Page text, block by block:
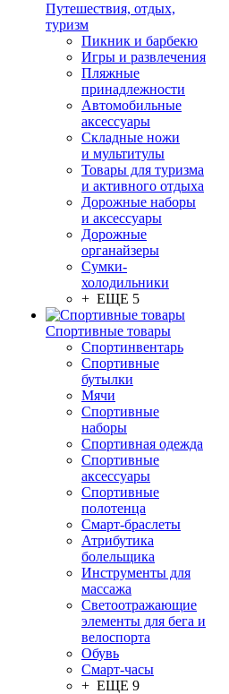
Путешествия, отдых,
туризм
Пикник и барбекю
Игры и развлечения
Пляжные
принадлежности
Автомобильные
аксессуары
Складные ножи
и мультитулы
Товары для туризма
и активного отдыха
Дорожные наборы
и аксессуары
Дорожные
органайзеры
Сумки-
холодильники
+ ЕЩЕ 5
Спортивные товары
Спортинвентарь
Спортивные
бутылки
Мячи
Спортивные
наборы
Спортивная одежда
Спортивные
аксессуары
Спортивные
полотенца
Смарт-браслеты
Атрибутика
болельщика
Инструменты для
массажа
Светоотражающие
элементы для бега и
велоспорта
Обувь
Смарт-часы
+ ЕЩЕ 9